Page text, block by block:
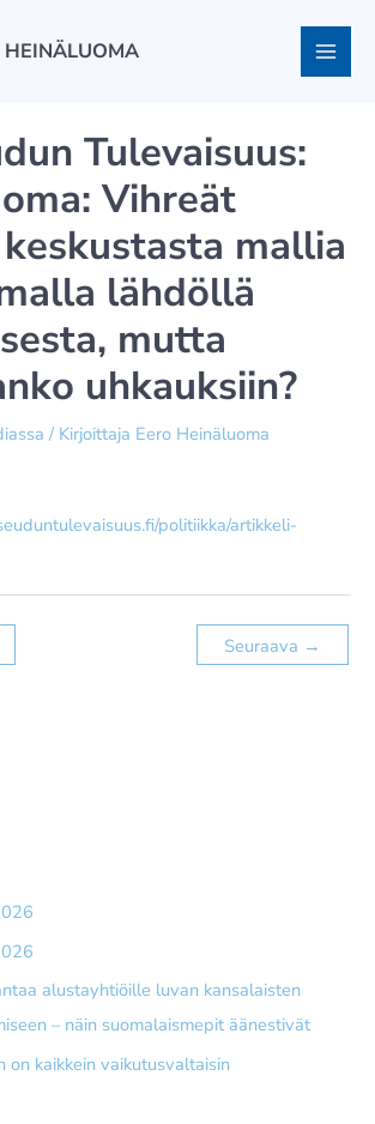
HEINÄLUOMA
Tulevaisuus:
Vihreät
mallia
lähdöllä
mutta
uhkauksiin?
/ Kirjoittaja Eero Heinäluoma
politiikka/artikkeli-
Seuraava →
alusta­yhtiöille luvan kansalaisten
– näin suomalais­mepit äänestivät
on kaikkein vaikutusvaltaisin